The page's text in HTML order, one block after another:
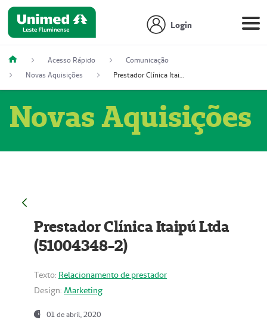
Login
Acesso Rápido
Comunicação
Novas Aquisições
Prestador Clínica Itaipú Ltda (51004348-2)
Novas Aquisições
Prestador Clínica Itaipú Ltda
(51004348-2)
Texto: Relacionamento de prestador
Design: Marketing
01 de abril, 2020